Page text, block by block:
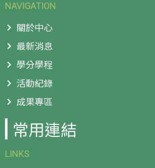
NAVIGATION
關於中心
最新消息
學分學程
活動紀錄
成果專區
常用連結
LINKS